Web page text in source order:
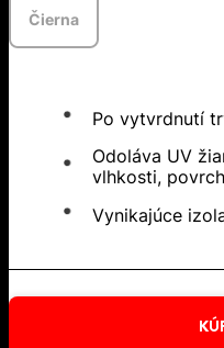
Čierna
Po vytvrdnutí
Odoláva UV
vlhkosti,
Vynikajúce